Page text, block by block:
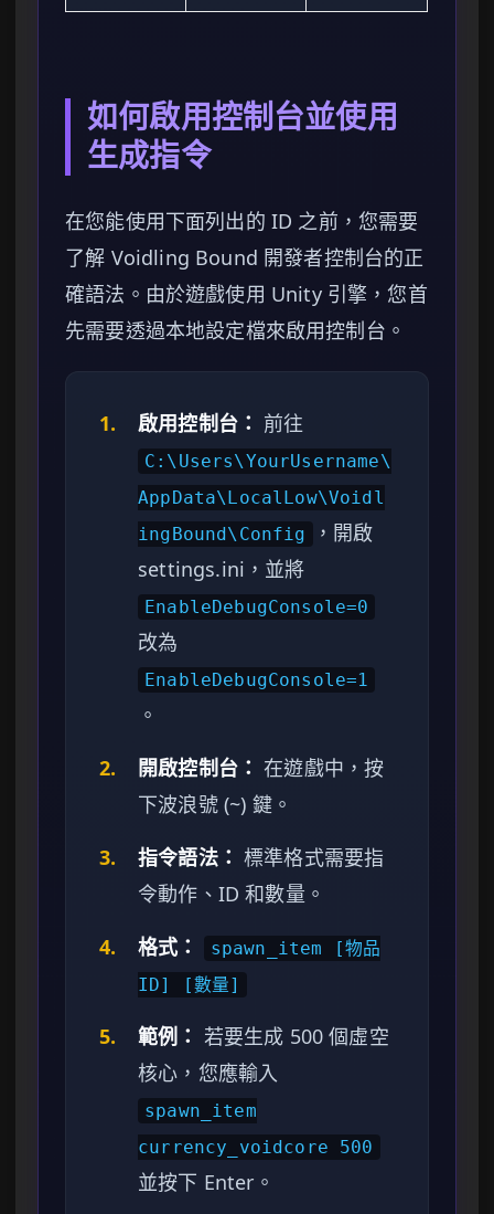
如何啟用控制台並使用
生成指令
在您能使用下面列出的 ID 之前，您需要
了解 Voidling Bound 開發者控制台的正
確語法。由於遊戲使用 Unity 引擎，您首
先需要透過本地設定檔來啟用控制台。
1. 啟用控制台： 前往
C:\Users\YourUsername\
AppData\LocalLow\Voidl
ingBound\Config
，開啟
settings.ini，並將
EnableDebugConsole=0
改為
EnableDebugConsole=1
。
2.
開啟控制台： 在遊戲中，按
下波浪號 (~) 鍵。
3.
指令語法： 標準格式需要指
令動作、ID 和數量。
4.
格式：
spawn_item [物品
ID] [數量]
5. 範例： 若要生成 500 個虛空
核心，您應輸入
spawn_item
currency_voidcore 500
並按下 Enter。